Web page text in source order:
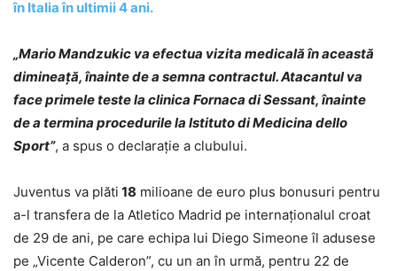
în Italia în ultimii 4 ani.
„Mario Mandzukic va efectua vizita medicală în această
dimineaţă, înainte de a semna contractul. Atacantul va
face primele teste la clinica Fornaca di Sessant, înainte
de a termina procedurile la Istituto di Medicina dello
Sport”, a spus o declaraţie a clubului.
Juventus va plăti 18 milioane de euro plus bonusuri pentru
a-l transfera de la Atletico Madrid pe internaţionalul croat
de 29 de ani, pe care echipa lui Diego Simeone îl adusese
pe „Vicente Calderon”, cu un an în urmă, pentru 22 de